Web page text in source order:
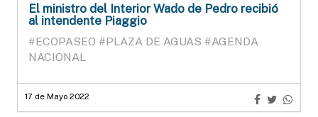
El ministro del Interior Wado de Pedro recibió
al intendente Piaggio
#ECOPASEO #PLAZA DE AGUAS #AGENDA
NACIONAL
17 de Mayo 2022